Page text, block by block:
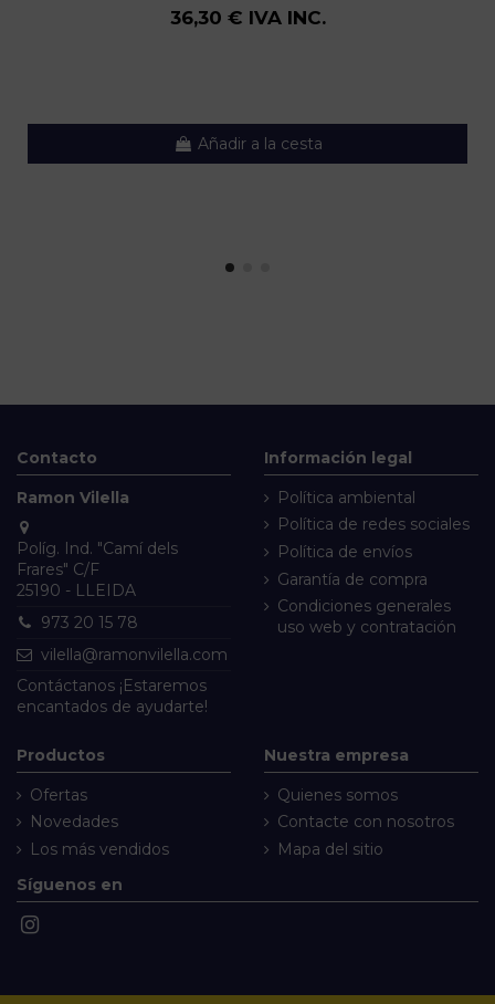
36,30 € IVA INC.
Añadir a la cesta
Contacto
Ramon Vilella
Políg. Ind. "Camí dels
Frares" C/F
25190 - LLEIDA
973 20 15 78
vilella@ramonvilella.com
Contáctanos ¡Estaremos
encantados de ayudarte!
Información legal
Política ambiental
Política de redes sociales
Política de envíos
Garantía de compra
Condiciones generales
uso web y contratación
Productos
Ofertas
Novedades
Los más vendidos
Nuestra empresa
Quienes somos
Contacte con nosotros
Mapa del sitio
Síguenos en